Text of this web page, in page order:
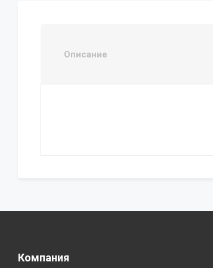
Описание
Компания